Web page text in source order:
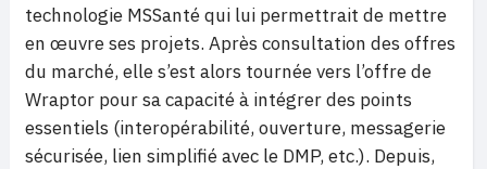
technologie MSSanté qui lui permettrait de mettre
en œuvre ses projets. Après consultation des offres
du marché, elle s’est alors tournée vers l’offre de
Wraptor pour sa capacité à intégrer des points
essentiels (interopérabilité, ouverture, messagerie
sécurisée, lien simplifié avec le DMP, etc.). Depuis,